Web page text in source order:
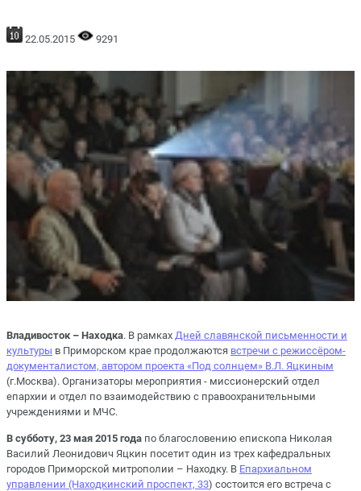
22.05.2015 9291
Владивосток – Находка. В рамках Дней славянской письменности и
культуры в Приморском крае продолжаются встречи с режиссёром-
документалистом, автором проекта «Под солнцем» В.Л. Яцкиным
(г.Москва). Организаторы мероприятия - миссионерский отдел
епархии и отдел по взаимодействию с правоохранительными
учреждениями и МЧС.
В субботу, 23 мая 2015 года по благословению епископа Николая
Василий Леонидович Яцкин посетит один из трех кафедральных
городов Приморской митрополии – Находку. В Епархиальном
управлении (Находкинский проспект, 33) состоится его встреча с